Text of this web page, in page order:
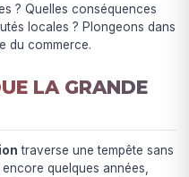
? Quelles conséquences
locales ? Plongeons dans
du commerce.
LA GRANDE
traverse une tempête sans
quelques années,